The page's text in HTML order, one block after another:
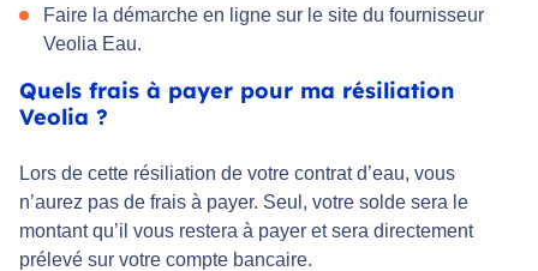
Faire la démarche en ligne sur le site du fournisseur
Veolia Eau.
Quels frais à payer pour ma résiliation
Veolia ?
Lors de cette résiliation de votre contrat d’eau, vous
n’aurez pas de frais à payer. Seul, votre solde sera le
montant qu’il vous restera à payer et sera directement
prélevé sur votre compte bancaire.